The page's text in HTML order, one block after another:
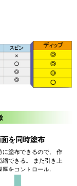
面を同時塗布
に塗布できるので、 作
縮できる。 また引き上
をコントロール。